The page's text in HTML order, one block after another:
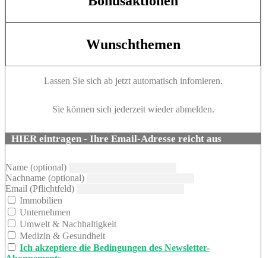
Wunschthemen
Lassen Sie sich ab jetzt automatisch infomieren.
Sie können sich jederzeit wieder abmelden.
HIER eintragen - Ihre Email-Adresse reicht aus
Name (optional)
Nachname (optional)
Email (Pflichtfeld)
Immobilien
Unternehmen
Umwelt & Nachhaltigkeit
Medizin & Gesundheit
Ich akzeptiere die Bedingungen des Newsletter-